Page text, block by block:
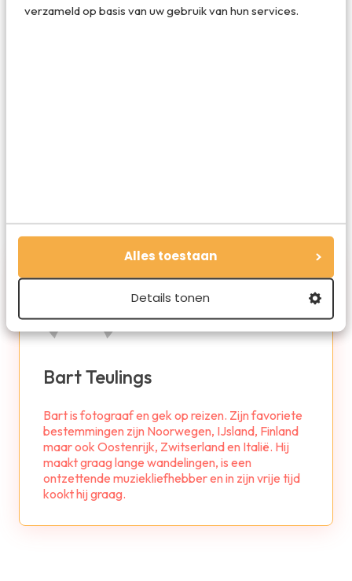
verzameld op basis van uw gebruik van hun services.
Alles toestaan
Details tonen
Deel dit artikel
Bart Teulings
Bart is fotograaf en gek op reizen. Zijn favoriete
bestemmingen zijn Noorwegen, IJsland, Finland
maar ook Oostenrijk, Zwitserland en Italië. Hij
maakt graag lange wandelingen, is een
ontzettende muziekliefhebber en in zijn vrije tijd
kookt hij graag.